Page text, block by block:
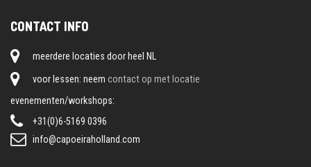
CONTACT INFO
meerdere locaties door heel NL
voor lessen: neemcontact op met locatie
evenementen/workshops:
+31(0)6-5169 0396
info@capoeiraholland.com